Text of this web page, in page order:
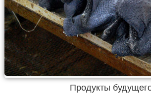
Продукты